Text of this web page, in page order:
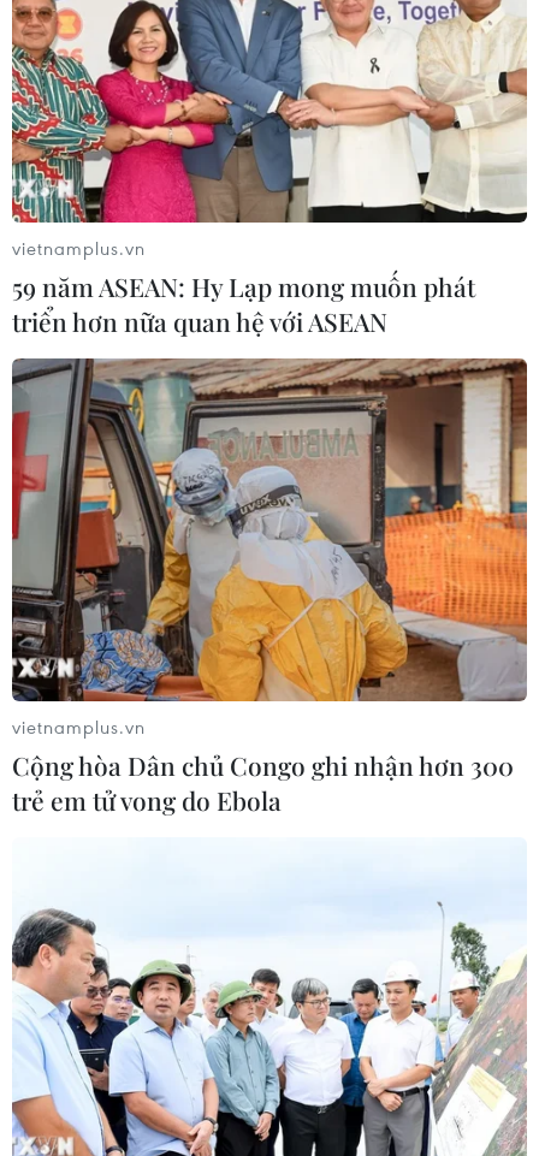
vietnamplus.vn
59 năm ASEAN: Hy Lạp mong muốn phát
triển hơn nữa quan hệ với ASEAN
vietnamplus.vn
Cộng hòa Dân chủ Congo ghi nhận hơn 300
trẻ em tử vong do Ebola